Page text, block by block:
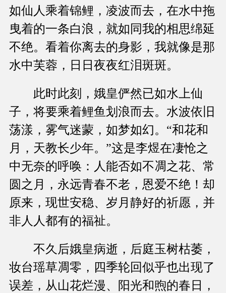
如仙人乘着锦鲤，凌波而去，在水中拖
曳着的一条白浪，就如同我的相思绵延
不绝。看着你离去的身影，我就像是那
水中芙蓉，日日夜夜红泪斑斑。
此时此刻，娥皇俨然已如水上仙
子，将要乘着鲤鱼划浪而去。水波依旧
荡漾，雾气迷蒙，如梦如幻。“和花和
月，天教长少年。”这是李煜在凄怆之
中无奈的呼唤：人能否如不凋之花、常
圆之月，永远青春不老，恩爱不绝！却
原来，现世安稳、岁月静好的祈愿，并
非人人都有的福祉。
不久后娥皇病逝，后庭玉树枯萎，
妆台瑶草凋零，四季轮回似乎也出现了
误差，从山花烂漫、阳光和煦的春日，